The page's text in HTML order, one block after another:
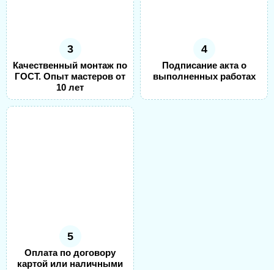
3
Качественный монтаж по
ГОСТ. Опыт мастеров от
10 лет
4
Подписание акта о
выполненных работах
5
Оплата по договору
картой или наличными